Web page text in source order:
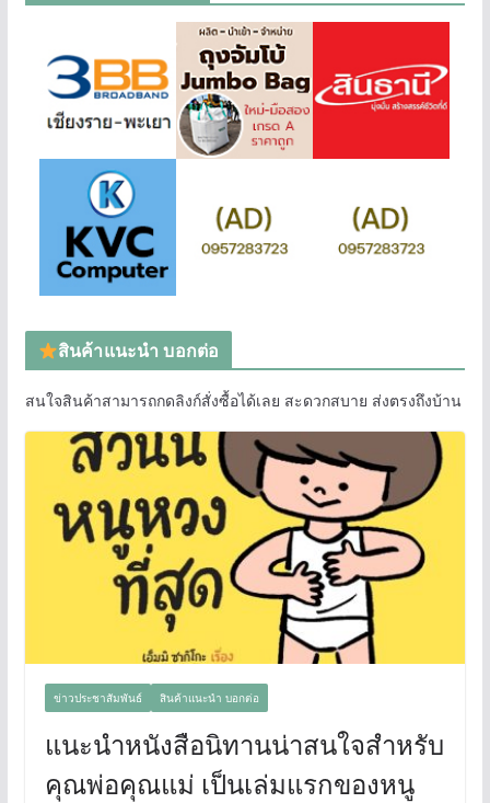
สินค้าแนะนำ บอกต่อ
สนใจสินค้าสามารถกดลิงก์สั่งซื้อได้เลย สะดวกสบาย ส่งตรงถึงบ้าน
ข่าวประชาสัมพันธ์ สินค้าแนะนำ บอกต่อ
แนะนำหนังสือนิทานน่าสนใจสำหรับ
คุณพ่อคุณแม่ เป็นเล่มแรกของหนู